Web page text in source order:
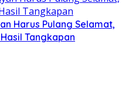
Harus Pulang Selamat,
Tangkapan